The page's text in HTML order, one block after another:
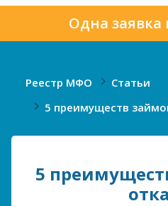
Одна
Реестр МФО
Статьи
5 преимуществ
5